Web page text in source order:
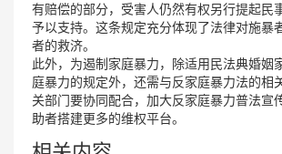
有赔偿的部分，受害人仍然有权另行提起民
予以支持。这条规定充分体现了法律对施暴
者的救济。
此外，为遏制家庭暴力，除适用民法典婚姻
庭暴力的规定外，还需与反家庭暴力法的相
关部门要协同配合，加大反家庭暴力普法宣
助者搭建更多的维权平台。